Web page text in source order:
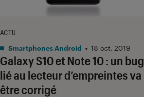
Galaxy S10 et Note 10 : un bug
lié au lecteur d’empreintes va
être corrigé
ACTU
Smartphones Android • 18 oct. 2019